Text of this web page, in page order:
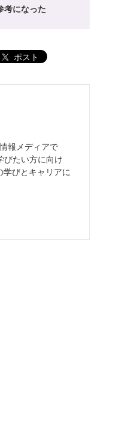
考になった
ポスト
報メディアで
びたい方に向け
びとキャリアに